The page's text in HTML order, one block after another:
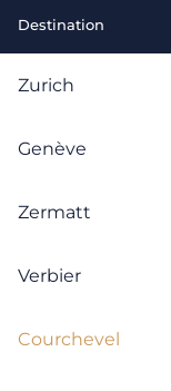
Destination
Zurich
Genève
Zermatt
Verbier
Courchevel